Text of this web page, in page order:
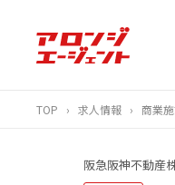
TOP › 求人情報 › 商業
阪急阪神不動産